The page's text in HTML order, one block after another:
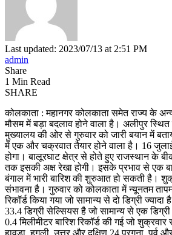
Last updated: 2023/07/13 at 2:51 PM
admin
Share
1 Min Read
SHARE
कोलकाता : महानगर कोलकाता समेत राज्य के
मौसम में बड़ा बदलाव होने वाला है। अलीपुर स्थित
मुख्यालय की ओर से गुरुवार को जारी बयान में
में एक और चक्रवात तैयार होने वाला है। 16
होगा। बालूरघाट क्षेत्र से होते हुए राजस्थान के
तक इसकी अक्ष रेखा होगी। इसके प्रभाव से एक
बंगाल में भारी बारिश की शुरुआत हो सकती है।
संभावना है। गुरुवार को कोलकाता में न्यूनतम
रिकॉर्ड किया गया जो सामान्य से दो डिग्री
33.4 डिग्री सेल्सियस है जो सामान्य से एक
0.4 मिलीमीटर बारिश रिकॉर्ड की गई जो
हावड़ा, हुगली, उत्तर और दक्षिण 24 परगना, पूर्व